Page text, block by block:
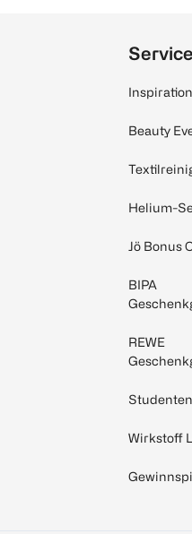
Inspiration
Beauty
Helium-
Jö Bonus
BIPA
REWE
Wirkstoff